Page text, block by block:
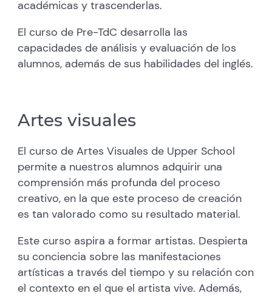
académicas y trascenderlas.
El curso de Pre-TdC desarrolla las
capacidades de análisis y evaluación de los
alumnos, además de sus habilidades del inglés.
Artes visuales
El curso de Artes Visuales de Upper School
permite a nuestros alumnos adquirir una
comprensión más profunda del proceso
creativo, en la que este proceso de creación
es tan valorado como su resultado material.
Este curso aspira a formar artistas. Despierta
su conciencia sobre las manifestaciones
artísticas a través del tiempo y su relación con
el contexto en el que el artista vive. Además,